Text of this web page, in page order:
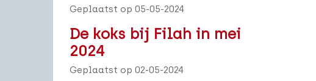
Geplaatst op 05-05-2024
De koks bij Filah in mei
2024
Geplaatst op 02-05-2024